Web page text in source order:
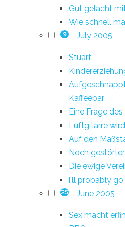
Gut gelacht
Wie schnell
9 July 2005
Stuart
Kaffeebar
Eine Frage
Luftgitarre
Auf den
Noch
Die ewige
i'll probably
25 June 2005
Sex macht